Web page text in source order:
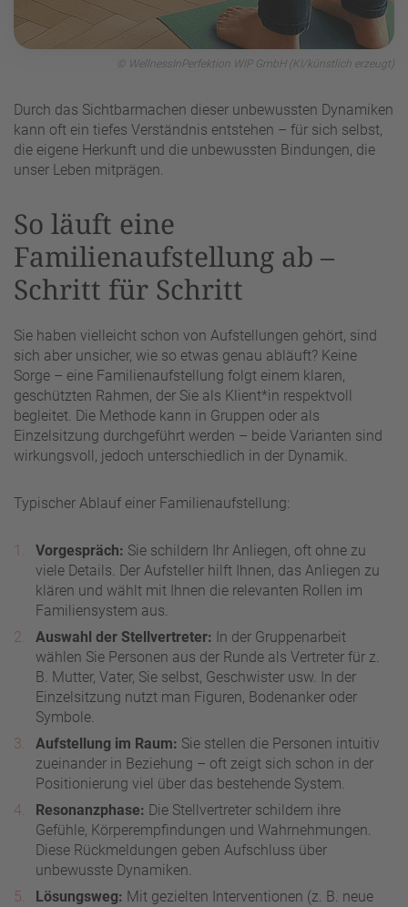
© WellnessInPerfektion WIP GmbH (KI/künstlich erzeugt)
Durch das Sichtbarmachen dieser unbewussten Dynamiken
kann oft ein tiefes Verständnis entstehen – für sich selbst,
die eigene Herkunft und die unbewussten Bindungen, die
unser Leben mitprägen.
So läuft eine
Familienaufstellung ab –
Schritt für Schritt
Sie haben vielleicht schon von Aufstellungen gehört, sind
sich aber unsicher, wie so etwas genau abläuft? Keine
Sorge – eine Familienaufstellung folgt einem klaren,
geschützten Rahmen, der Sie als Klient*in respektvoll
begleitet. Die Methode kann in Gruppen oder als
Einzelsitzung durchgeführt werden – beide Varianten sind
wirkungsvoll, jedoch unterschiedlich in der Dynamik.
Typischer Ablauf einer Familienaufstellung:
Vorgespräch: Sie schildern Ihr Anliegen, oft ohne zu
viele Details. Der Aufsteller hilft Ihnen, das Anliegen zu
klären und wählt mit Ihnen die relevanten Rollen im
Familiensystem aus.
Auswahl der Stellvertreter: In der Gruppenarbeit
wählen Sie Personen aus der Runde als Vertreter für z.
B. Mutter, Vater, Sie selbst, Geschwister usw. In der
Einzelsitzung nutzt man Figuren, Bodenanker oder
Symbole.
Aufstellung im Raum: Sie stellen die Personen intuitiv
zueinander in Beziehung – oft zeigt sich schon in der
Positionierung viel über das bestehende System.
Resonanzphase: Die Stellvertreter schildern ihre
Gefühle, Körperempfindungen und Wahrnehmungen.
Diese Rückmeldungen geben Aufschluss über
unbewusste Dynamiken.
Lösungsweg: Mit gezielten Interventionen (z. B. neue